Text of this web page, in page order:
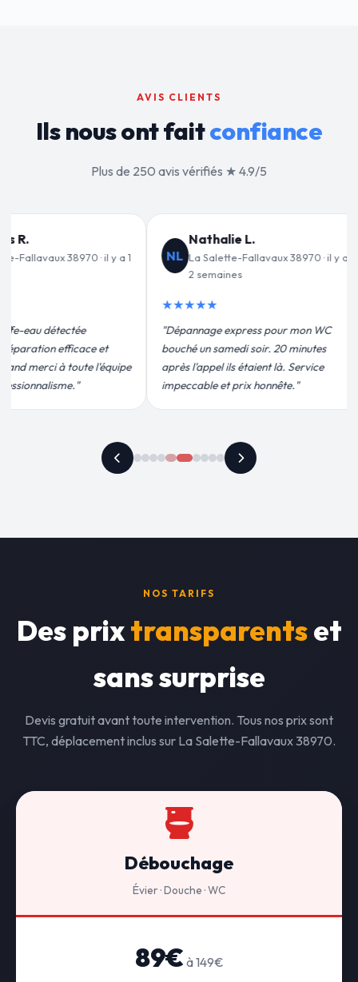
AVIS CLIENTS
Ils nous ont faitconfiance
Plus de 250 avis vérifiés ★ 4.9/5
38970 · il y a
pour mon WC
soir. 20 minutes
là. Service
honnête."
JF
Jean-François C.
La Salette-Fallavaux 38970 · il y a
3 semaines
★★★★★
"Remplacement de mon chauffe-eau en
moins de 2h. Équipe très pro, devis
conforme, chantier propre. Je
recommande vivement."
NOS TARIFS
Des prixtransparentset
sans surprise
Devis gratuit avant toute intervention. Tous nos prix sont
TTC, déplacement inclus sur La Salette-Fallavaux 38970.
Débouchage
Évier · Douche · WC
89€ à 149€